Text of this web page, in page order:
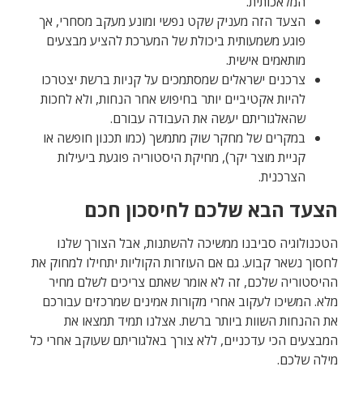
הצעד הזה מעניק שקט נפשי ומונע מעקב מסחרי, אך
פוגע משמעותית ביכולת של המערכת להציע מבצעים
מותאמים אישית.
צרכנים ישראלים שמסתמכים על קניות ברשת יצטרכו
להיות אקטיביים יותר בחיפוש אחר הנחות, ולא לחכות
שהאלגוריתם יעשה את העבודה עבורם.
במקרים של מחקר שוק מתמשך (כמו תכנון חופשה או
קניית מוצר יקר), מחיקת היסטוריה פוגעת ביעילות
הצרכנית.
הצעד הבא שלכם לחיסכון חכם
הטכנולוגיה סביבנו ממשיכה להשתנות, אבל הצורך שלנו
לחסוך נשאר קבוע. גם אם העוזרות הקוליות יתחילו למחוק את
ההיסטוריה שלכם, זה לא אומר שאתם צריכים לשלם מחיר
מלא. המשיכו לעקוב אחרי מקורות אמינים שמרכזים עבורכם
את ההנחות השוות ביותר ברשת. אצלנו תמיד תמצאו את
המבצעים הכי עדכניים, ללא צורך באלגוריתם שעוקב אחרי כל
מילה שלכם.